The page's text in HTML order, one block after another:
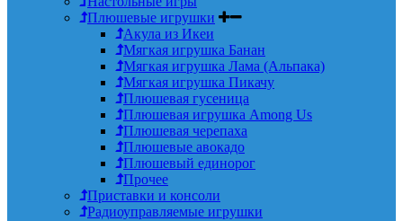
Плюшевые игрушки
Акула из Икеи
Мягкая игрушка Банан
Мягкая игрушка Лама (Альпака)
Мягкая игрушка Пикачу
Плюшевая гусеница
Плюшевая игрушка Among Us
Плюшевая черепаха
Плюшевые авокадо
Плюшевый единорог
Прочее
Приставки и консоли
Радиоуправляемые игрушки